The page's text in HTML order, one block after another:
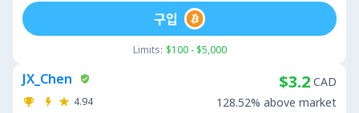
Limits: $100 - $5,000
구입
JX_Chen
4.94
$3.2 CAD
128.52% above market